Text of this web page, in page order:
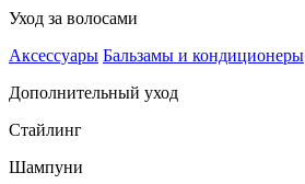
Уход за волосами
Аксессуары Бальзамы и кондиционеры
Дополнительный уход
Стайлинг
Шампуни